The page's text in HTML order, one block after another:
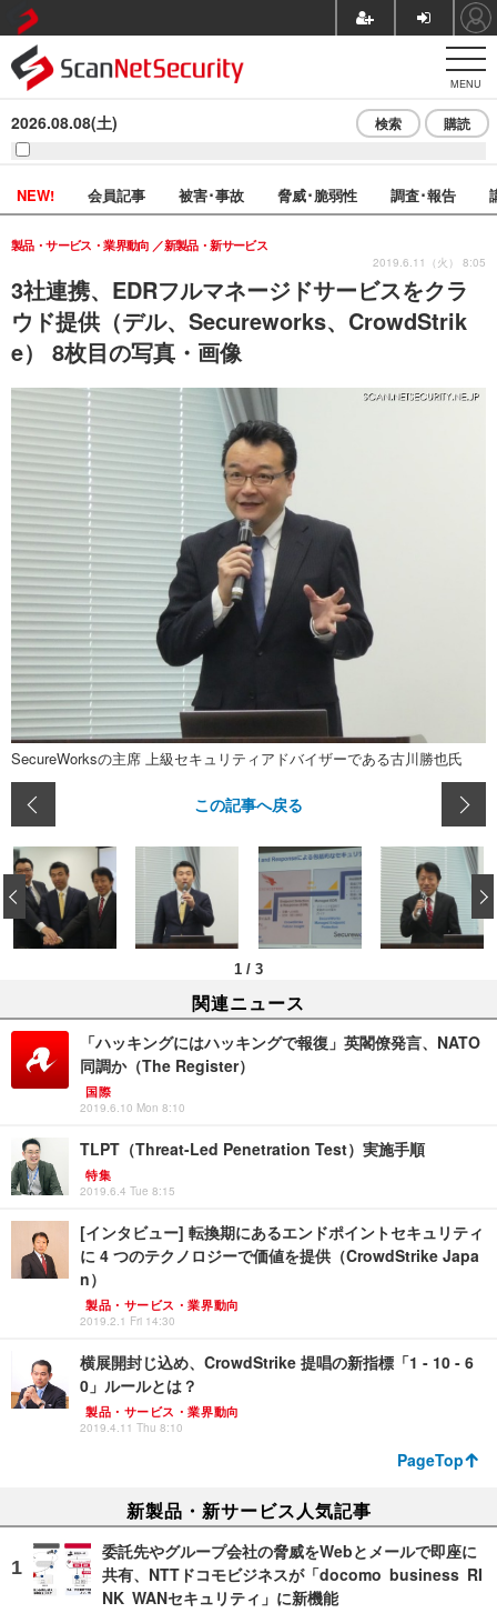
MENU
2026.08.08(土) 検索 購読
NEW! 会員記事 被害･事故 脅威･脆弱性 調査･報告
3社連携、EDRフルマネージドサービスをクラ
ウド提供（デル、Secureworks、CrowdStrik
e） 8枚目の写真・画像
製品・サービス・業界動向 新製品・新サービス
2019.6.11（火） 8:05
SecureWorksの主席 上級セキュリティアドバイザーである古川勝也氏
この記事へ戻る
1 / 3
‹
関連ニュース
「ハッキングにはハッキングで報復」英閣僚発言、NATO
同調か（The Register）
国際
2019.6.10 Mon 8:10
TLPT（Threat-Led Penetration Test）実施手順
特集
2019.6.4 Tue 8:15
[インタビュー] 転換期にあるエンドポイントセキュリティ
に 4 つのテクノロジーで価値を提供（CrowdStrike Japa
n）
製品・サービス・業界動向
2019.2.1 Fri 14:30
横展開封じ込め、CrowdStrike 提唱の新指標「1 - 10 - 6
0」ルールとは？
製品・サービス・業界動向
2019.4.11 Thu 8:10
PageTop
新製品・新サービス人気記事
委託先やグループ会社の脅威をWebとメールで即座に
共有、NTTドコモビジネスが「docomo business RI
NK WANセキュリティ」に新機能